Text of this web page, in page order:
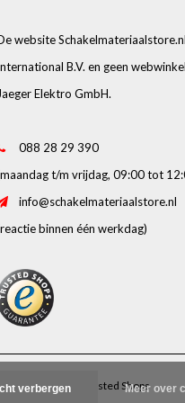
website
B.V. en geen
Elektro GmbH.
088 28 29 390
t/m vrijdag, 09:00 tot
info@schakelmateriaalstore.nl
binnen één werkdag)
op Trusted Shops
verbergen Meer over